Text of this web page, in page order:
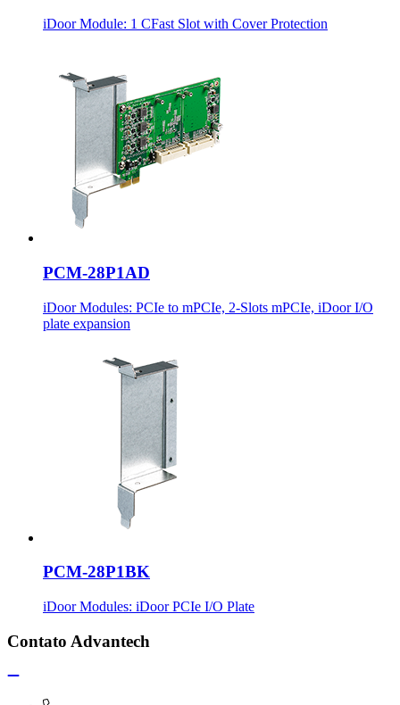
iDoor Module: 1 CFast Slot with Cover Protection
PCM-28P1AD
iDoor Modules: PCIe to mPCIe, 2-Slots mPCIe, iDoor I/O
plate expansion
PCM-28P1BK
iDoor Modules: iDoor PCIe I/O Plate
Contato Advantech